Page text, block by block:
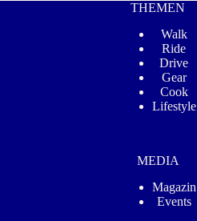
THEMEN
Walk
Ride
Drive
Gear
Cook
Lifestyle
MEDIA
Magazin
Events